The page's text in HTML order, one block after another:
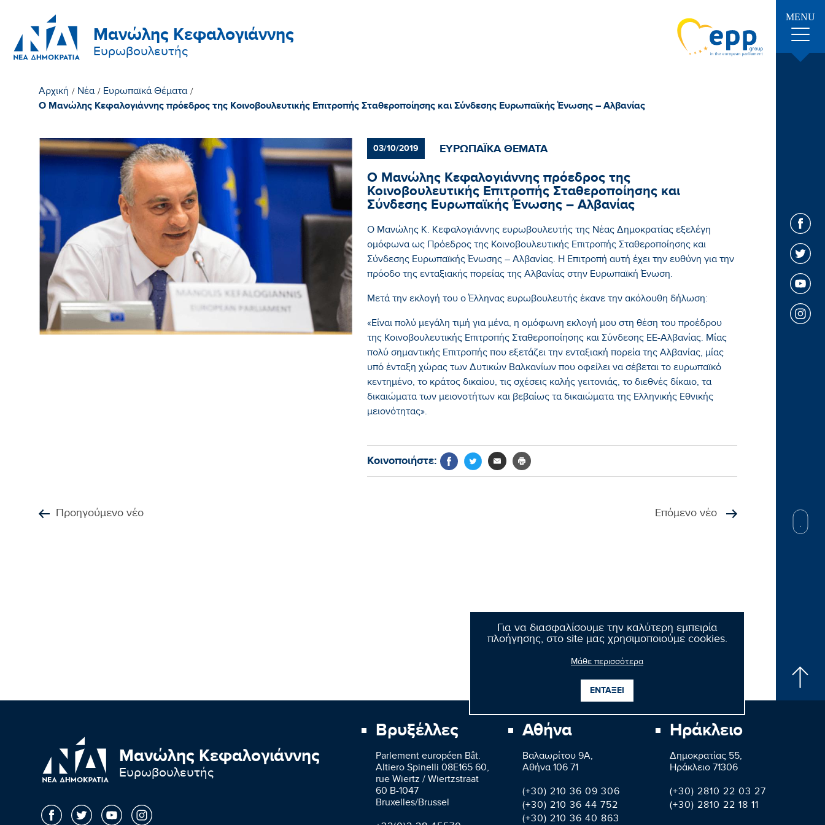
Μανώλης Κεφαλογιάννης
Ευρωβουλευτής
MENU
Για να διασφαλίσουμε την καλύτερη εμπειρία
πλοήγησης, στο site μας χρησιμοποιούμε cookies.
Μάθε περισσότερα
ΕΝΤΑΞΕΙ
Αρχική / Νέα / Ευρωπαϊκά Θέματα /
Ο Μανώλης Κεφαλογιάννης πρόεδρος της Κοινοβουλευτικής Επιτροπής Σταθεροποίησης και Σύνδεσης Ευρωπαϊκής Ένωσης – Αλβανίας
03/10/2019 ΕΥΡΩΠΑΪΚΑ ΘΕΜΑΤΑ
Ο Μανώλης Κεφαλογιάννης πρόεδρος της
Κοινοβουλευτικής Επιτροπής Σταθεροποίησης και
Σύνδεσης Ευρωπαϊκής Ένωσης – Αλβανίας
Ο Μανώλης Κ. Κεφαλογιάννης ευρωβουλευτής της Νέας Δημοκρατίας εξελέγη
ομόφωνα ως Πρόεδρος της Κοινοβουλευτικής Επιτροπής Σταθεροποίησης και
Σύνδεσης Ευρωπαϊκής Ένωσης – Αλβανίας. Η Επιτροπή αυτή έχει την ευθύνη για την
πρόοδο της ενταξιακής πορείας της Αλβανίας στην Ευρωπαϊκή Ένωση.
Μετά την εκλογή του ο Έλληνας ευρωβουλευτής έκανε την ακόλουθη δήλωση:
«Είναι πολύ μεγάλη τιμή για μένα, η ομόφωνη εκλογή μου στη θέση του προέδρου
της Κοινοβουλευτικής Επιτροπής Σταθεροποίησης και Σύνδεσης ΕΕ-Αλβανίας. Μίας
πολύ σημαντικής Επιτροπής που εξετάζει την ενταξιακή πορεία της Αλβανίας, μίας
υπό ένταξη χώρας των Δυτικών Βαλκανίων που οφείλει να σέβεται το ευρωπαϊκό
κεντημένο, το κράτος δικαίου, τις σχέσεις καλής γειτονιάς, το διεθνές δίκαιο, τα
δικαιώματα των μειονοτήτων και βεβαίως τα δικαιώματα της Ελληνικής Εθνικής
μειονότητας».​
Κοινοποιήστε:
Προηγούμενο νέο Επόμενο νέο
Μανώλης Κεφαλογιάννης
Ευρωβουλευτής
Βρυξέλλες
Parlement européen Bât.
Altiero Spinelli 08E165 60,
rue Wiertz / Wiertzstraat
60 B-1047
Bruxelles/Brussel
Αθήνα
Βαλαωρίτου 9A,
Aθήνα 106 71
(+30) 210 36 09 306
(+30) 210 36 44 752
(+30) 210 36 40 863
Ηράκλειο
Δημοκρατίας 55,
Ηράκλειο 71306
(+30) 2810 22 03 27
(+30) 2810 22 18 11